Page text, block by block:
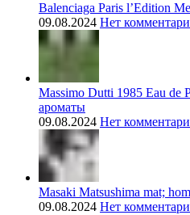
Balenciaga Paris l’Edition
09.08.2024 Нет
Massimo Dutti 1985 Eau
ароматы
09.08.2024 Нет
Masaki Matsushima mat;
09.08.2024 Нет